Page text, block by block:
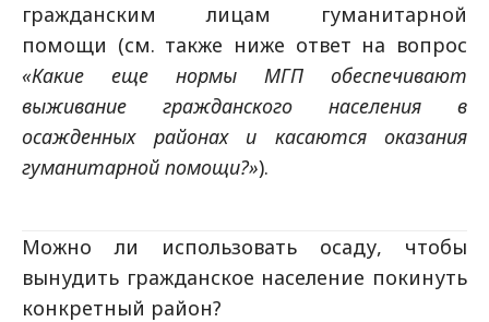
гражданским лицам гуманитарной
помощи (см. также ниже ответ на вопрос
«Какие еще нормы МГП обеспечивают
выживание гражданского населения в
осажденных районах и касаются оказания
гуманитарной помощи?»).
Можно ли использовать осаду, чтобы
вынудить гражданское население покинуть
конкретный район?